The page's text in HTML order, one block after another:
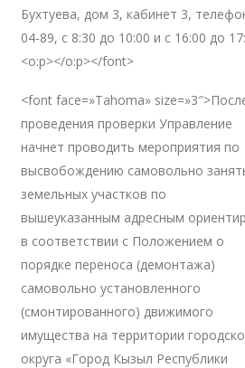
Бухтуева, дом 3, кабинет 3,
04-89, с 8:30 до 10:00 и с 16:00 до
<o:p></o:p></font>
<font face=»Tahoma»
проведения проверки Управление
начнет проводить мероприятия по
высвобождению самовольно
земельных участков по
вышеуказанным адресным
в соответствии с Положением о
порядке переноса (демонтажа)
самовольно установленного
(смонтированного) движимого
имущества на территории
округа «Город Кызыл Республики